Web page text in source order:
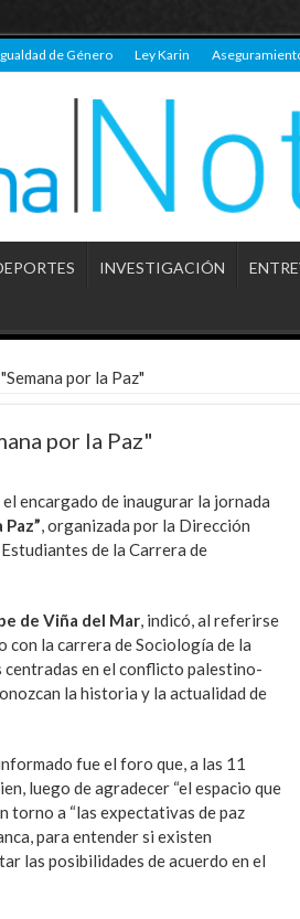
de Género Ley Karin
INVESTIGACIÓN
por la Paz"
por la Paz"
encargado de inaugurar la jornada
, organizada por la Dirección
de la Carrera de
de Viña del Mar, indicó, al referirse
con la carrera de Sociología de la
en el conflicto palestino-
la historia y la actualidad de
fue el foro que, a las 11
luego de agradecer “el espacio que
torno a “las expectativas de paz
para entender si existen
las posibilidades de acuerdo en el